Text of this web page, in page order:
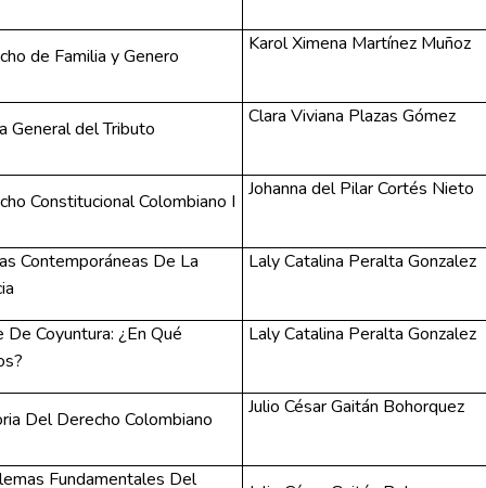
de Familia y Genero
Karol Ximena Martínez Muñoz
General del Tributo
Clara Viviana Plazas Gómez
Constitucional Colombiano I
Johanna del Pilar Cortés Nieto
Contemporáneas De La
Laly Catalina Peralta Gonzalez
De Coyuntura: ¿En Qué
Laly Catalina Peralta Gonzalez
Del Derecho Colombiano
Julio César Gaitán Bohorquez
Fundamentales Del